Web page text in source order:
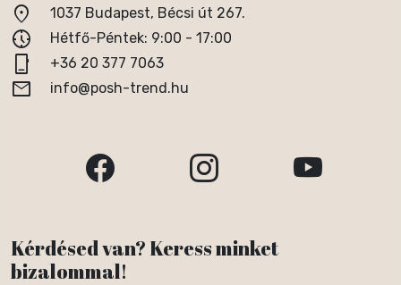
location_on 1037 Budapest, Bécsi út 267.
nest_clock_farsight_analog Hétfő-Péntek: 9:00 - 17:00
phone_iphone +36 20 377 7063
email info@posh-trend.hu
Kérdésed van? Keress minket
bizalommal!